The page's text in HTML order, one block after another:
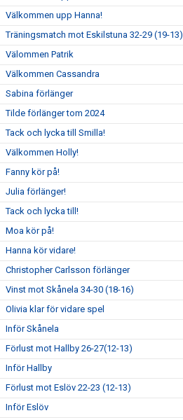
Välkommen upp Hanna!
Träningsmatch mot Eskilstuna 32-29 (19-13)
Välommen Patrik
Välkommen Cassandra
Sabina förlänger
Tilde förlänger tom 2024
Tack och lycka till Smilla!
Välkommen Holly!
Fanny kör på!
Julia förlänger!
Tack och lycka till!
Moa kör på!
Hanna kör vidare!
Christopher Carlsson förlänger
Vinst mot Skånela 34-30 (18-16)
Olivia klar för vidare spel
Inför Skånela
Förlust mot Hallby 26-27(12-13)
Inför Hallby
Förlust mot Eslöv 22-23 (12-13)
Inför Eslöv